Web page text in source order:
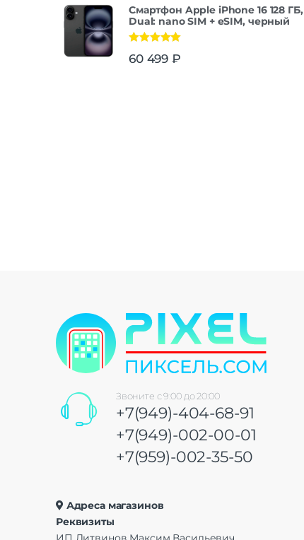
Смартфон Apple iPhone 16 128 ГБ,
Dual: nano SIM + eSIM, черный
из 5
60 499 ₽
Звоните с 9:00 до 20:00
+7(949)-404-68-91
+7(949)-002-00-01
+7(959)-002-35-50
Адреса магазинов
Реквизиты